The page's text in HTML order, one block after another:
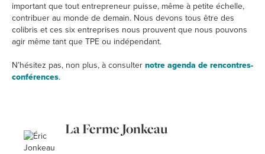
important que tout entrepreneur puisse, même à petite échelle,
contribuer au monde de demain. Nous devons tous être des
colibris et ces six entreprises nous prouvent que nous pouvons
agir même tant que TPE ou indépendant.
N’hésitez pas, non plus, à consulter notre agenda de rencontres-
conférences.
La Ferme Jonkeau